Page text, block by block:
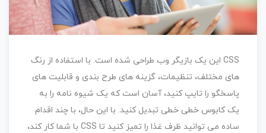
CSS این یک بازیگر وب طراحی شده است. با استفاده از رنگ
های مختلف، تنظیمات، گزینه های طرح بندی و قابلیت های
پاسخگو را تایپ کنید، آسان است که یک شیوه نامه را به
یک کابوس خطی خطی تبدیل کنید. با این حال، با چند اقدام
ساده می توانید ظرف غذا را تمیز کنید تا CSS با شما کار کند،